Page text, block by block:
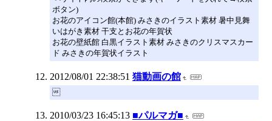
ボタン)
お花のアイコン館(本館) みさきのイラスト素材 暑中見舞
いはがき素材 干支とお花の年賀状
お花の壁紙館 白黒イラスト素材 みさきのクリスマスカー
ド みさきの年賀状イラスト
2012/08/01 22:38:51 猫動画の館
2010/03/23 16:45:13 ■パルマガ■